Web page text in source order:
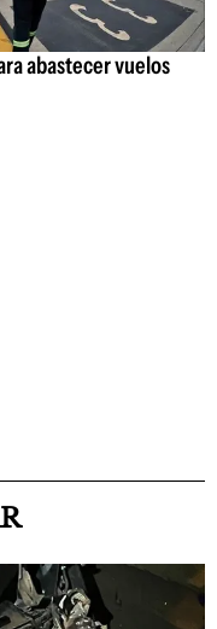
abastecer vuelos